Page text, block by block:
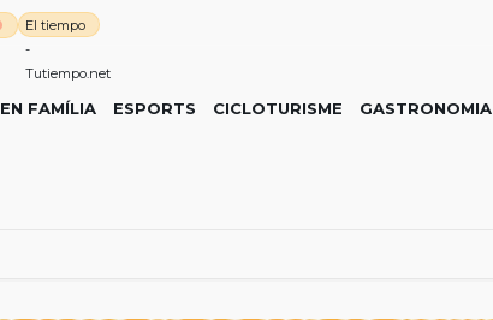
El tiempo
-
Tutiempo.net
EN FAMÍLIA ESPORTS CICLOTURISME GASTRONOMIA